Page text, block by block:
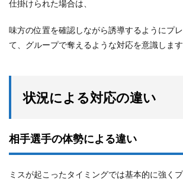
仕掛けられた場合は、
味方の位置を確認しながら誘導するようにプ
て、グループで奪えるような対応を意識します
状況による対応の違い
相手選手の体勢による違い
ミスが起こったタイミングでは基本的に強く